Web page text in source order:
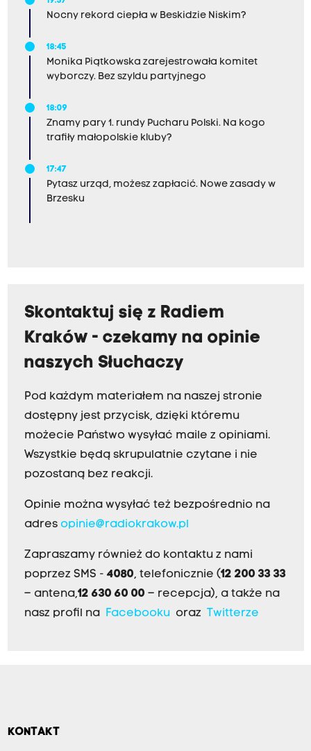
Nocny rekord ciepła w Beskidzie Niskim?
18:45
Monika Piątkowska zarejestrowała komitet
wyborczy. Bez szyldu partyjnego
18:09
Znamy pary 1. rundy Pucharu Polski. Na kogo
trafiły małopolskie kluby?
17:47
Pytasz urząd, możesz zapłacić. Nowe zasady w
Brzesku
Skontaktuj się z Radiem
Kraków - czekamy na opinie
naszych Słuchaczy
Pod każdym materiałem na naszej stronie
dostępny jest przycisk, dzięki któremu
możecie Państwo wysyłać maile z opiniami.
Wszystkie będą skrupulatnie czytane i nie
pozostaną bez reakcji.
Opinie można wysyłać też bezpośrednio na
adres opinie@radiokrakow.pl
Zapraszamy również do kontaktu z nami
poprzez SMS - 4080, telefonicznie (12 200 33 33
– antena,12 630 60 00 – recepcja), a także na
nasz profil na
Facebookuoraz Twitterze
KONTAKT